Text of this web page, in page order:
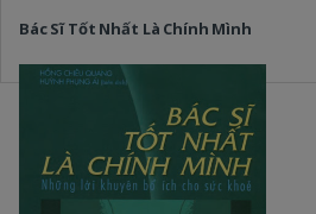
Bác Sĩ Tốt Nhất Là Chính Mình